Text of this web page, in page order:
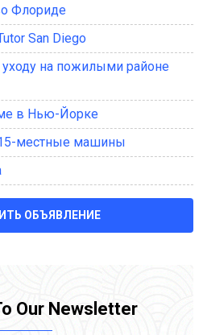
Флориде
San Diego
уходу на пожилыми районе
в Нью-Йорке
местные машины
ОБЪЯВЛЕНИЕ
Our Newsletter